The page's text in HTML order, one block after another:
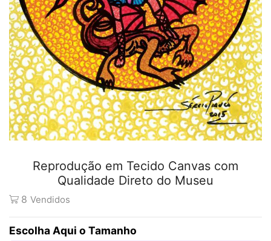
Reprodução em Tecido Canvas com
Qualidade Direto do Museu
8 Vendidos
Tamanho